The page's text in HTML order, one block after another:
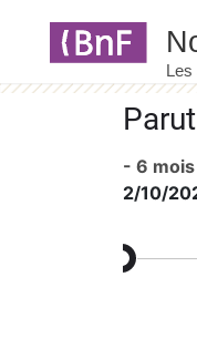
- 6 mois
2/10/